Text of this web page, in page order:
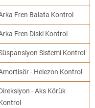
Fren Balata Kontrol
Fren Diski Kontrol
Sistemi Kontrol
- Helezon Kontrol
- Aks Körük